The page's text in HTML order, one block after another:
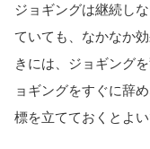
ジョギングは継続し
ていても、なかなか
きには、ジョギング
ョギングをすぐに辞
標を立てておくとよい